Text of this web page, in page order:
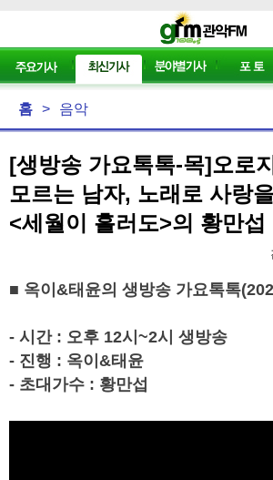
홈 > 음악
[생방송 가요톡톡-목]오로
모르는 남자, 노래로 사랑
<세월이 흘러도>의 황만섭
■ 옥이 &태윤의 생방송 가요톡톡
- 시간 : 오후 12시 ~2시 생방송
- 진행 : 옥이 &태윤
- 초대가수 : 황만섭